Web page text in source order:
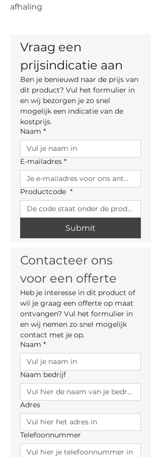
afhaling
Vraag een
prijsindicatie aan
Ben je benieuwd naar de prijs van
dit product? Vul het formulier in
en wij bezorgen je zo snel
mogelijk een indicatie van de
kostprijs.
Naam *
E-mailadres *
Productcode *
Submit
Contacteer ons
voor een offerte
Heb je interesse in dit product of
wil je graag een offerte op maat
ontvangen? Vul het formulier in
en wij nemen zo snel mogelijk
contact met je op.
Naam *
Naam bedrijf
Adres
Telefoonnummer